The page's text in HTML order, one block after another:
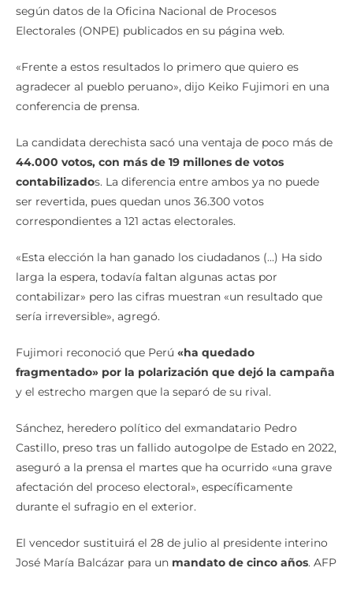
según datos de la Oficina Nacional de Procesos
Electorales (ONPE) publicados en su página web.
«Frente a estos resultados lo primero que quiero es
agradecer al pueblo peruano», dijo Keiko Fujimori en una
conferencia de prensa.
La candidata derechista sacó una ventaja de poco más de
44.000 votos, con más de 19 millones de votos
contabilizados. La diferencia entre ambos ya no puede
ser revertida, pues quedan unos 36.300 votos
correspondientes a 121 actas electorales.
«Esta elección la han ganado los ciudadanos (…) Ha sido
larga la espera, todavía faltan algunas actas por
contabilizar» pero las cifras muestran «un resultado que
sería irreversible», agregó.
Fujimori reconoció que Perú «ha quedado
fragmentado» por la polarización que dejó la campaña
y el estrecho margen que la separó de su rival.
Sánchez, heredero político del exmandatario Pedro
Castillo, preso tras un fallido autogolpe de Estado en 2022,
aseguró a la prensa el martes que ha ocurrido «una grave
afectación del proceso electoral», específicamente
durante el sufragio en el exterior.
El vencedor sustituirá el 28 de julio al presidente interino
José María Balcázar para un mandato de cinco años. AFP